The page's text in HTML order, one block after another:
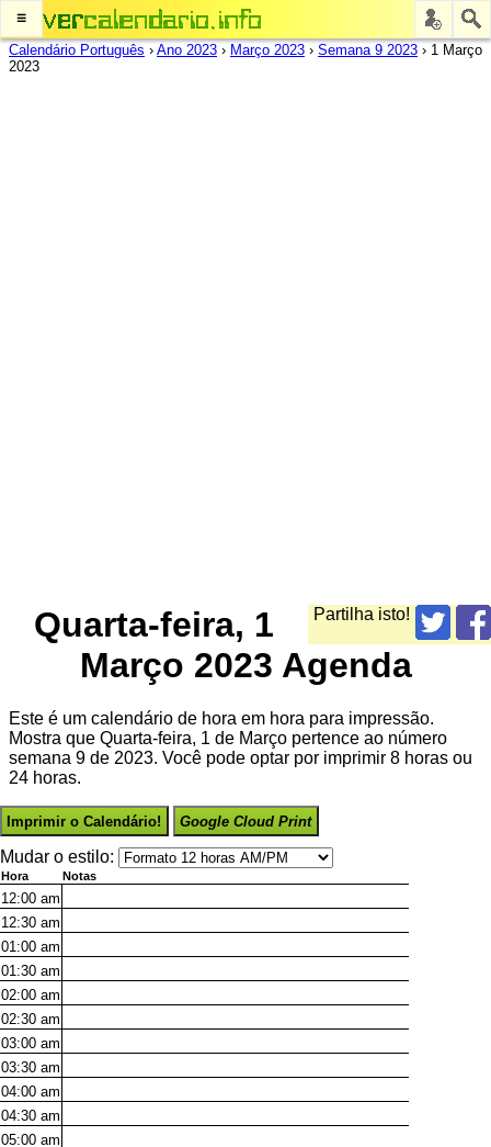
≡
Calendário Português › Ano 2023 › Março 2023 › Semana 9 2023 › 1 Março
2023
Partilha isto!
Quarta-feira, 1
Março 2023 Agenda
Este é um calendário de hora em hora para impressão.
Mostra que Quarta-feira, 1 de Março pertence ao número
semana 9 de 2023. Você pode optar por imprimir 8 horas ou
24 horas.
Imprimir o Calendário! Google Cloud Print
Mudar o estilo:
Hora Notas
12:00 am
12:30 am
01:00 am
01:30 am
02:00 am
02:30 am
03:00 am
03:30 am
04:00 am
04:30 am
05:00 am